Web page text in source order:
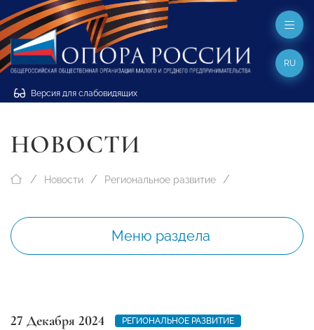
Версия для слабовидящих
RU
НОВОСТИ
Новости Региональное развитие
Меню раздела
27 Декабря 2024
РЕГИОНАЛЬНОЕ РАЗВИТИЕ